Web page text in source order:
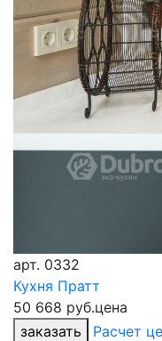
арт. 0332
Кухня Пратт
50 668 руб.цена
заказать
Расчет